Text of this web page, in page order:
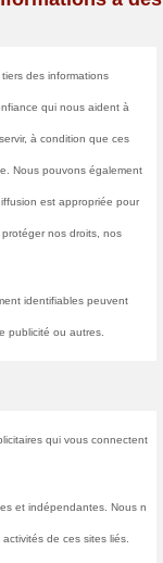
petits
votre
ou aux